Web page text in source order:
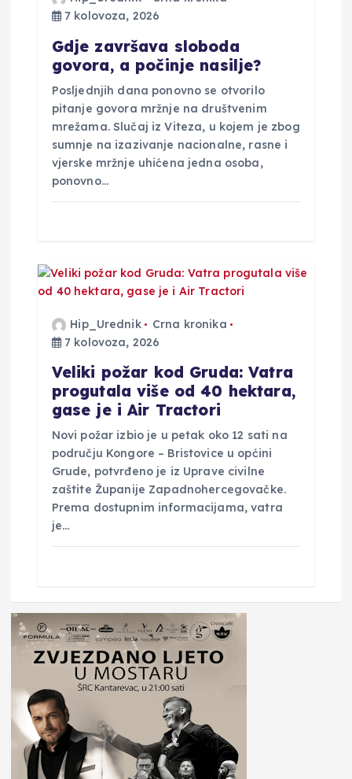
7 kolovoza, 2026
Gdje završava sloboda
govora, a počinje nasilje?
Posljednjih dana ponovno se otvorilo
pitanje govora mržnje na društvenim
mrežama. Slučaj iz Viteza, u kojem je zbog
sumnje na izazivanje nacionalne, rasne i
vjerske mržnje uhićena jedna osoba,
ponovno…
Hip_Urednik
Crna kronika
7 kolovoza, 2026
Veliki požar kod Gruda: Vatra
progutala više od 40 hektara,
gase je i Air Tractori
Novi požar izbio je u petak oko 12 sati na
području Kongore – Bristovice u općini
Grude, potvrđeno je iz Uprave civilne
zaštite Županije Zapadnohercegovačke.
Prema dostupnim informacijama, vatra
je…